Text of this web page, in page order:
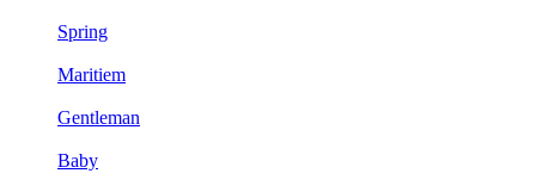
Spring
Maritiem
Gentleman
Baby